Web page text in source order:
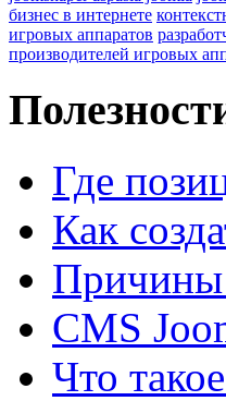
бизнес в интернете
игровых аппаратов
производителей игровых
Где
Как
Причины
CMS
Что